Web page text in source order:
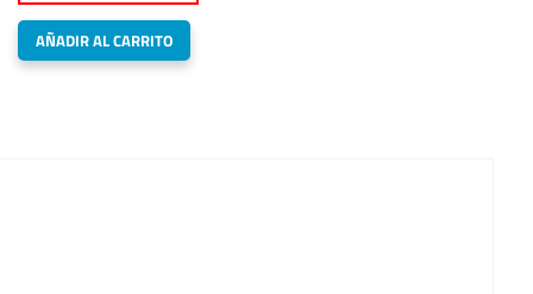
era:
S/45.00.
es:
S/33.00.
AÑADIR AL CARRITO